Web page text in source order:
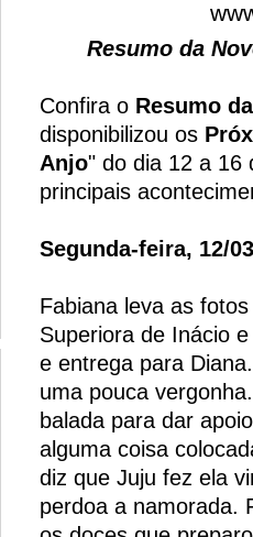
Resumo da
Confira o Resumo
disponibilizou os
Anjo" do dia 12 a 16
principais
Segunda-feira, 12/
Fabiana leva as
Superiora de Inácio
e entrega para
uma pouca
balada para dar
alguma coisa
diz que Juju fez ela
perdoa a namorada.